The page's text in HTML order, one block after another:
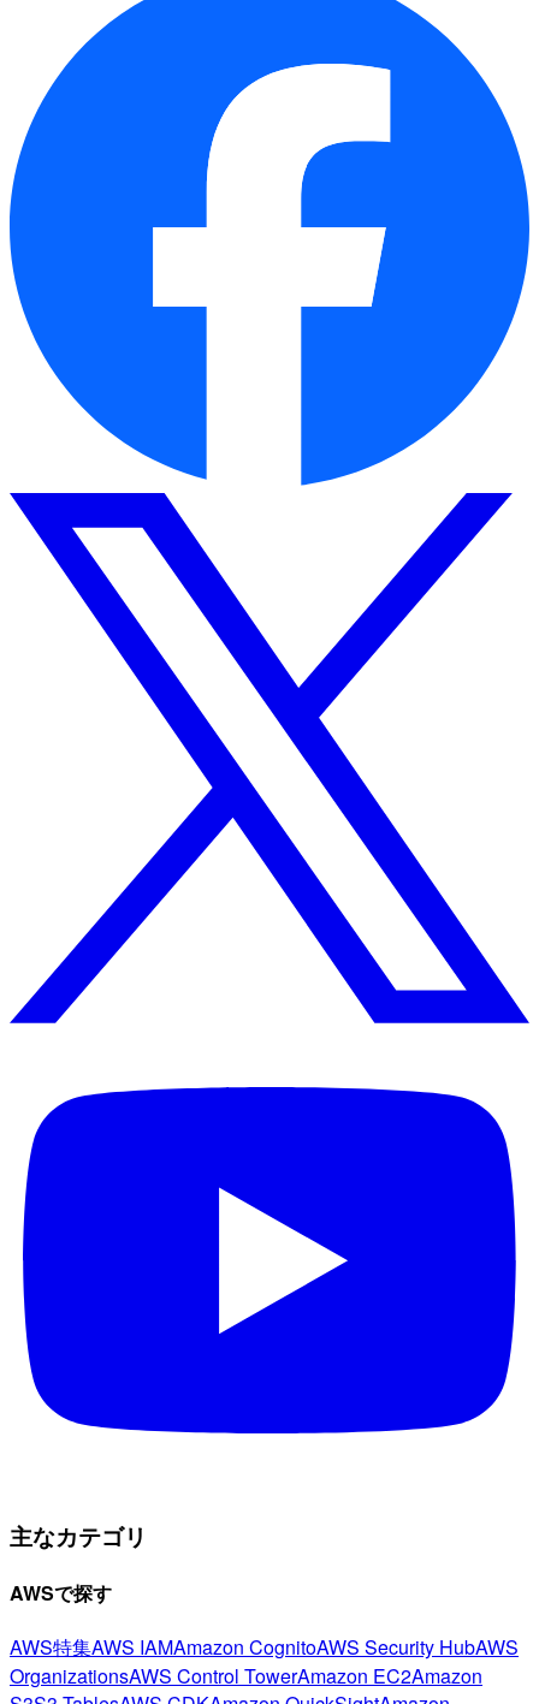
主なカテゴリ
AWSで探す
AWS特集AWS IAMAmazon CognitoAWS Security HubAWS
OrganizationsAWS Control TowerAmazon EC2Amazon